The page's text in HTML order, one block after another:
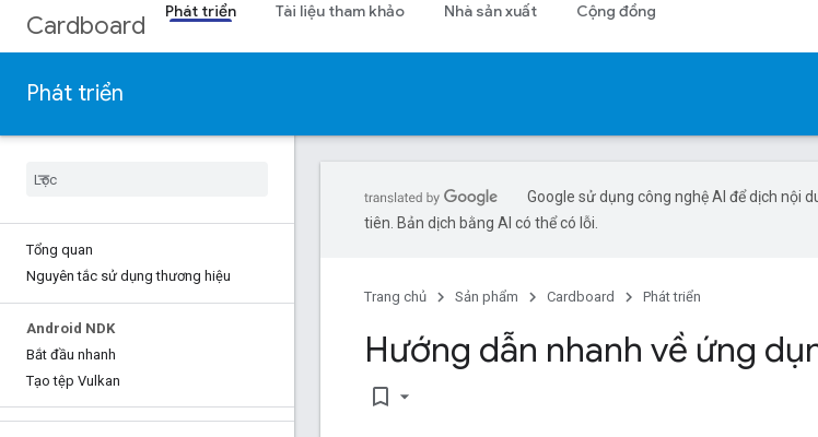
Cardboard Phát triển Tài liệu tham khảo Nhà sản xuất Cộng đồng
Phát triển
Tổng quan
Nguyên tắc sử dụng thương hiệu
Android NDK
Bắt đầu nhanh
Tạo tệp Vulkan
Google sử dụng công nghệ AI để dịch nội
tiên. Bản dịch bằng AI có thể có lỗi.
Trang chủ Sản phẩm Cardboard Phát triển
Hướng dẫn nhanh về ứng
bookmark_border